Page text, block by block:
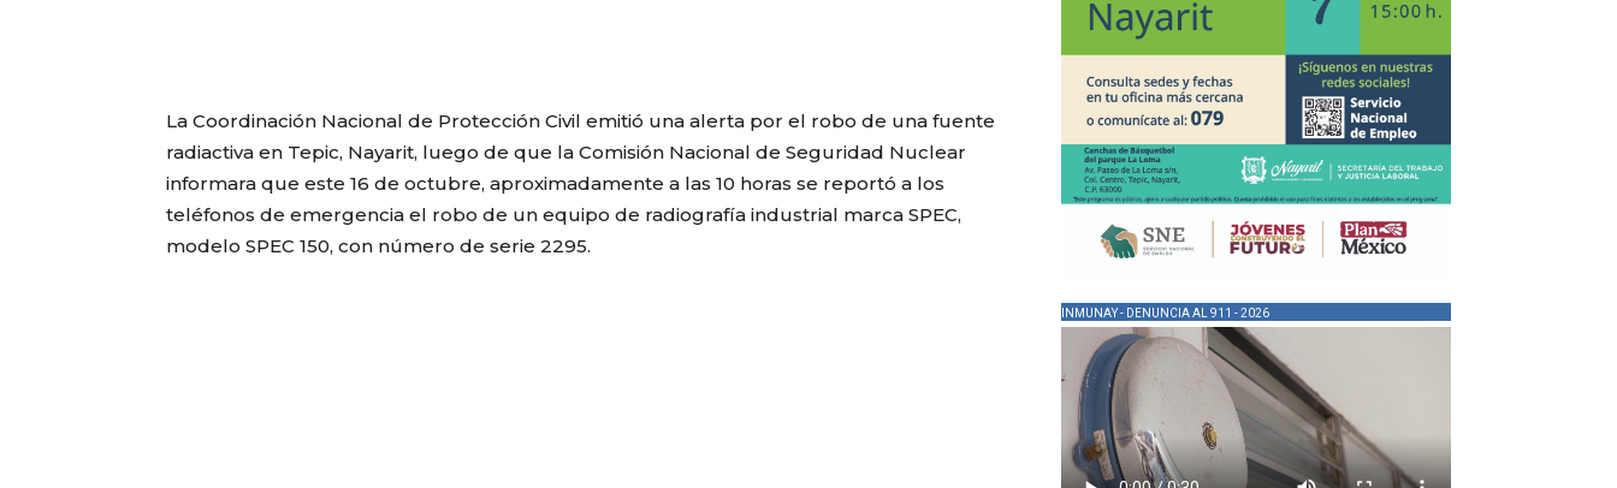
La Coordinación Nacional de Protección Civil emitió una alerta por el robo de una fuente
radiactiva en Tepic, Nayarit, luego de que la Comisión Nacional de Seguridad Nuclear
informara que este 16 de octubre, aproximadamente a las 10 horas se reportó a los
teléfonos de emergencia el robo de un equipo de radiografía industrial marca SPEC,
modelo SPEC 150, con número de serie 2295.
INMUNAY - DENUNCIA AL 911 - 2026